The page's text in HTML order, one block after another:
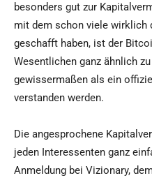
besonders gut zur
mit dem schon viele wirklich
geschafft haben, ist der
Wesentlichen ganz ähnlich
gewissermaßen als ein
verstanden werden.
Die angesprochene
jeden Interessenten ganz
Anmeldung bei Vizionary,